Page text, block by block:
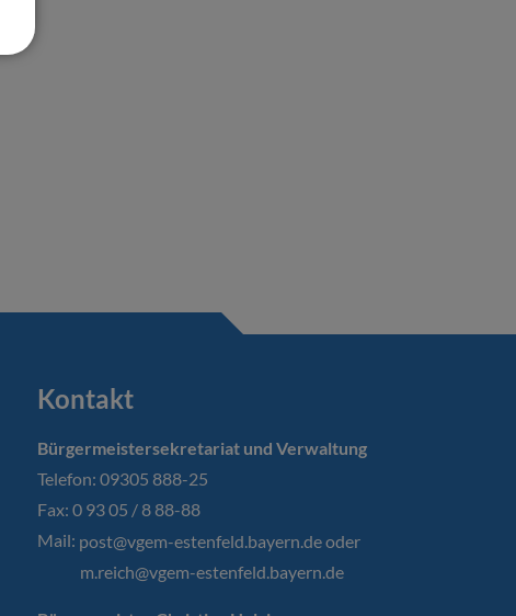
Kontakt
Bürgermeistersekretariat und Verwaltung
Telefon: 09305 888-25
Fax: 0 93 05 / 8 88-88
Mail: post@vgem-estenfeld.bayern.de oder
m.reich@vgem-estenfeld.bayern.de